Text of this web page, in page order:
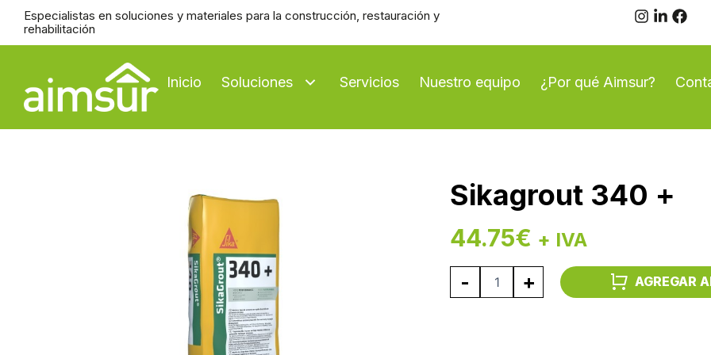
contenido
Especialistas en soluciones y materiales para la construcción, restauración y
rehabilitación
Inicio Soluciones Servicios Nuestro equipo ¿Por qué Aimsur?
Sikagrout 340 +
44.75€ + IVA
- + AGREGAR